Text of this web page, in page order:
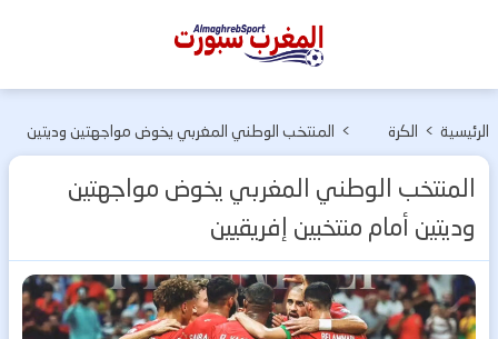
المغرب
الرئيسية > الكرة
> المنتخب الوطني المغربي يخوض مواجهتين وديتين
المنتخب الوطني المغربي يخوض مواجهتين
وديتين أمام منتخبين إفريقيين